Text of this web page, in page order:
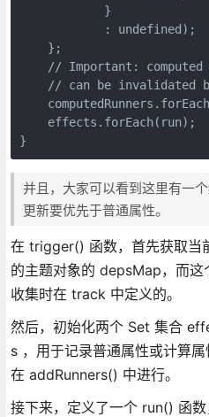
            }
            : undefined);
    };
// Important:
// can be invalidated
    effects.forEach(run);
}
并且，大家可以看到这里有一
更新要优先于普通属性。
在 trigger() 函数，首先获取
的主题对象的 depsMap，而
收集时在 track 中定义的。
然后，初始化两个 Set 集合
s ，用于记录普通属性或计算
在 addRunners() 中进行。
接下来，定义了一个 run() 函